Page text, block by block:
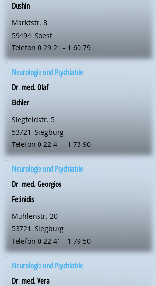
Dushin
Marktstr. 8
59494 Soest
Telefon 0 29 21 - 1 60 79
Neurologie und Psychiatrie
Dr. med. Olaf
Eichler
Siegfeldstr. 5
53721 Siegburg
Telefon 0 22 41 - 1 73 90
Neurologie und Psychiatrie
Dr. med. Georgios
Fetinidis
Mühlenstr. 20
53721 Siegburg
Telefon 0 22 41 - 1 79 50
Neurologie und Psychiatrie
Dr. med. Vera